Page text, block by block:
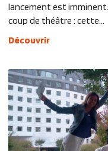
lancement est
coup de théâtre : cette...
Découvrir